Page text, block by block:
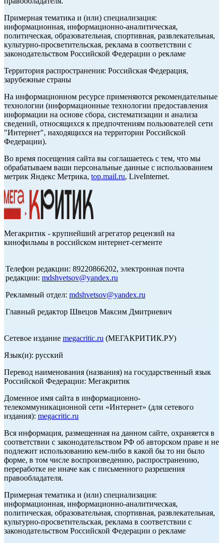
Примерная тематика и (или) специализация:
информационная, информационно-аналитическая,
политическая, образовательная, спортивная, развлекательная,
культурно-просветительская, реклама в соответствии с
законодательством Российской Федерации о рекламе
Территория распространения: Российская Федерация,
зарубежные страны
На информационном ресурсе применяются рекомендательные
технологии (информационные технологии предоставления
информации на основе сбора, систематизации и анализа
сведений, относящихся к предпочтениям пользователей сети
"Интернет", находящихся на территории Российской
Федерации).
Во время посещения сайта вы соглашаетесь с тем, что мы
обрабатываем ваши персональные данные с использованием
метрик Яндекс Метрика, top.mail.ru, LiveInternet.
Мегакритик - крупнейший агрегатор рецензий на
кинофильмы в российском интернет-сегменте
Телефон редакции: 89220866202, электронная почта
редакции: mdshvetsov@yandex.ru
Рекламный отдел: mdshvetsov@yandex.ru
Главный редактор Швецов Максим Дмитриевич
Сетевое издание megacritic.ru (МЕГАКРИТИК.РУ)
Язык(и): русский
Перевод наименования (названия) на государственный язык
Российской Федерации: Мегакритик
Доменное имя сайта в информационно-
телекоммуникационной сети «Интернет» (для сетевого
издания): megacritic.ru
Вся информация, размещенная на данном сайте, охраняется в
соответствии с законодательством РФ об авторском праве и не
подлежит использованию кем-либо в какой бы то ни было
форме, в том числе воспроизведению, распространению,
переработке не иначе как с письменного разрешения
правообладателя.
Примерная тематика и (или) специализация:
информационная, информационно-аналитическая,
политическая, образовательная, спортивная, развлекательная,
культурно-просветительская, реклама в соответствии с
законодательством Российской Федерации о рекламе